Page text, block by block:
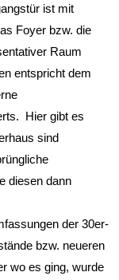
ist mit
Foyer bzw. die
Raum
entspricht dem
Hier gibt es
sind
diesen dann
der 30er-
bzw. neueren
wo es ging, wurde